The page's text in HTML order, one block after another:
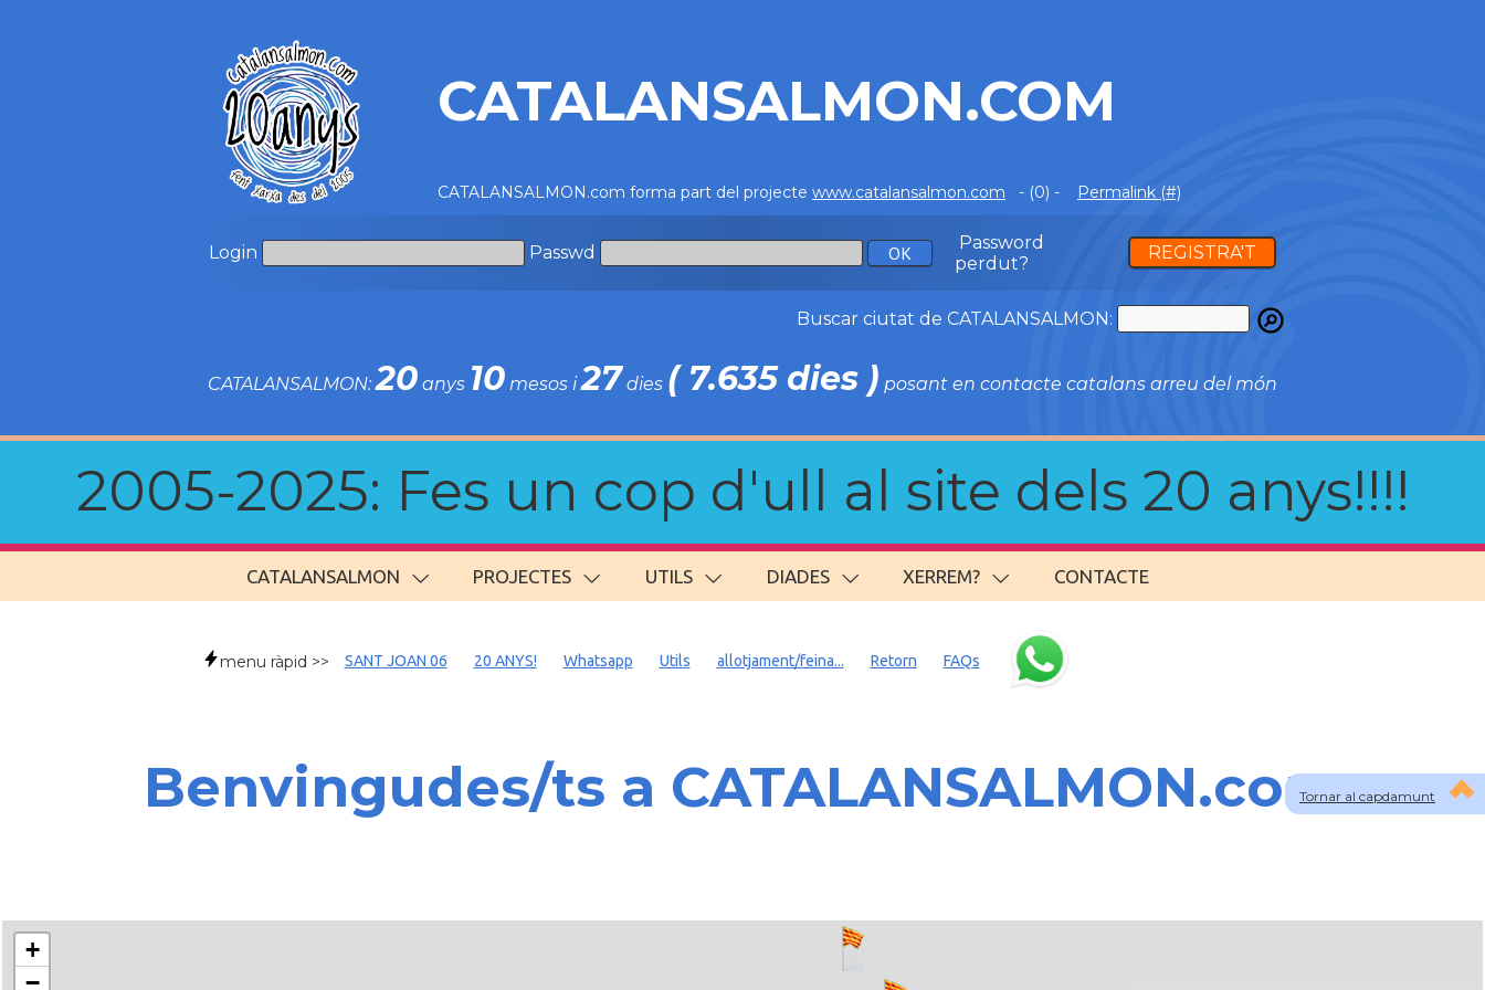
CATALANSALMON.COM
CATALANSALMON.com forma part del projecte www.catalansalmon.com - (0) - Permalink (#)
Login Passwd
Password
perdut?
REGISTRA'T
Buscar ciutat de CATALANSALMON:
CATALANSALMON:20 anys 10 mesos i27 dies ( 7.635 dies ) posant en contacte catalans arreu del món
2005-2025: Fes un cop d'ull al site dels 20 anys!!!!
CATALANSALMON PROJECTES UTILS DIADES XERREM? CONTACTE
Tornar al capdamunt
menu ràpid >> SANT JOAN 06 20 ANYS! Whatsapp Utils allotjament/feina... Retorn FAQs
Benvingudes/ts a CATALANSALMON.com
+
−